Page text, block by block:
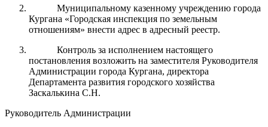
Муниципальному казенному учреждению города
Кургана «Городская инспекция по земельным
отношениям» внести адрес в адресный реестр.
Контроль за исполнением настоящего
постановления возложить на заместителя Руководителя
Администрации города Кургана, директора
Департамента развития городского хозяйства
Заскалькина С.Н.
Руководитель Администрации